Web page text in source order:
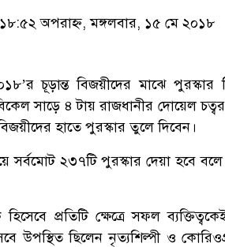
অপরাহ্ন, মঙ্গলবার, ১৫ মে ২০১৮
চূড়ান্ত বিজয়ীদের মাঝে
সাড়ে ৪ টায় রাজধানীর দোয়েল
হাতে পুরস্কার তুলে দিবেন।
সর্বমোট ২৩৭টি পুরস্কার দেয়া হবে বলে
প্রতিটি ক্ষেত্রে সফল
উপস্থিত ছিলেন নৃত্যশিল্পী ও